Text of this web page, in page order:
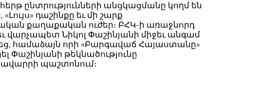
ընտրությունների անցկացմանը կողմ են
դաշինքը եւ մի շարք
քաղաքական ուժեր։ ԲՀԿ-ի առաջնորդ
վարչապետ Նիկոլ Փաշինյանի միջեւ անգամ
համաձայն որի «Բարգավաճ Հայաստանը»
Փաշինյանի թեկնածությունը
պաշտոնում։